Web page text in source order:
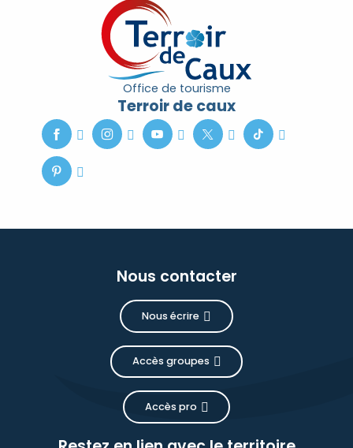
Office de tourisme
Terroir de caux
Nous contacter
Nous écrire
Accès groupes
Accès pro